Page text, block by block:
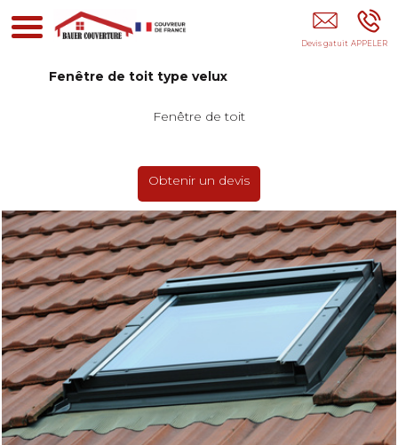
Fenêtre de toit type velux
Fenêtre de toit
Obtenir un devis